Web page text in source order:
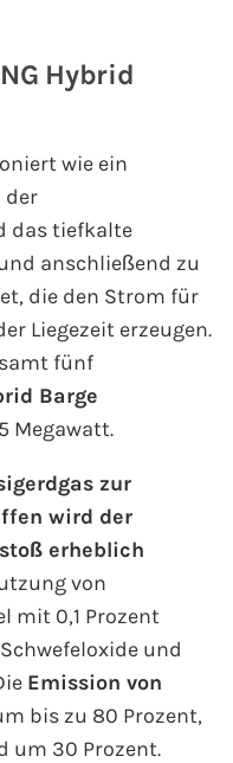
Hybrid
wie ein
der
das tiefkalte
anschließend zu
die den Strom für
Liegezeit erzeugen.
fünf
Barge
Megawatt.
zur
wird der
erheblich
von
mit 0,1 Prozent
und
Emission von
bis zu 80 Prozent,
um 30 Prozent.